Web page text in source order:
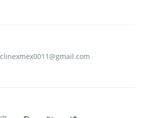
clinexmex0011@gmail.com